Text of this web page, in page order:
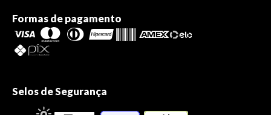
Formas de pagamento
Selos de Segurança